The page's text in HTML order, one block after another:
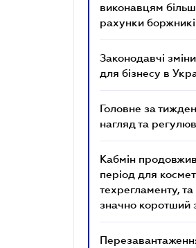
виконавцям
рахунки
Законодавчі
для бізнесу в
Головне за
нагляд та
Кабмін
період для
техрегламенту,
значно коротший